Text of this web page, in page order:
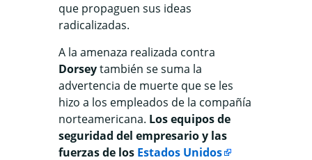
que propaguen sus ideas
radicalizadas.
A la amenaza realizada contra
Dorseytambién se suma la
advertencia de muerte que se les
hizo a los empleados de la compañía
norteamericana. Los equipos de
seguridad del empresario y las
fuerzas de los Estados Unidos